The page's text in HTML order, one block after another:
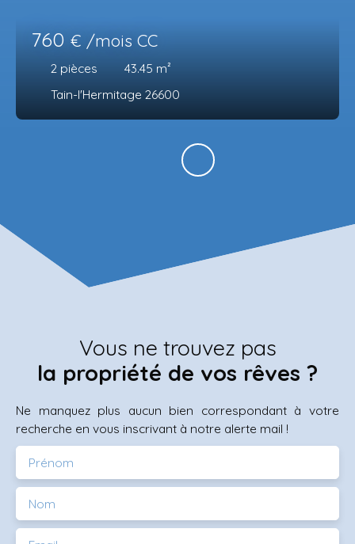
760 € /mois CC
2 pièces 43.45 m²
Tain-l'Hermitage 26600
Vous ne trouvez pas
la propriété de vos rêves ?
Ne manquez plus aucun bien correspondant à votre
recherche en vous inscrivant à notre alerte mail !
Prénom
Nom